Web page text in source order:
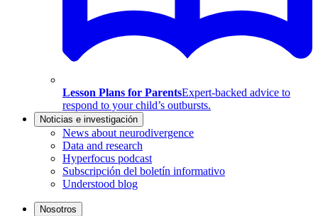
Lesson Plans for ParentsExpert-backed advice to
respond to your child’s outbursts.
Noticias e investigación
News about neurodivergence
Data and research
Hyperfocus podcast
Subscripción del boletín informativo
Understood blog
Nosotros